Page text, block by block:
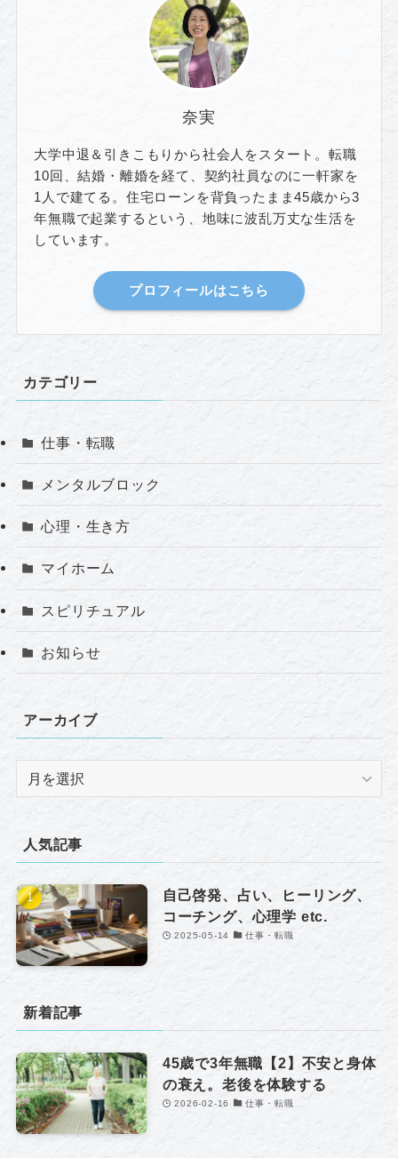
奈実
大学中退＆引きこもりから社会人をスタート。転職
10回、結婚・離婚を経て、契約社員なのに一軒家を
1人で建てる。住宅ローンを背負ったまま45歳から3
年無職で起業するという、地味に波乱万丈な生活を
しています。
プロフィールはこちら
カテゴリー
仕事・転職
メンタルブロック
心理・生き方
マイホーム
スピリチュアル
お知らせ
アーカイブ
イ
ブ
人気記事
自己啓発、占い、ヒーリング、
コーチング、心理学 etc.
2025-05-14 仕事・転職
新着記事
45歳で3年無職【2】不安と身体
の衰え。老後を体験する
2026-02-16 仕事・転職